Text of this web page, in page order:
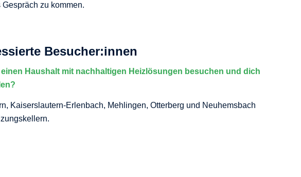
zu kommen.
Besucher:innen
Haushalt mit nachhaltigen Heizlösungen besuchen und dich
Kaiserslautern-Erlenbach, Mehlingen, Otterberg und Neuhemsbach